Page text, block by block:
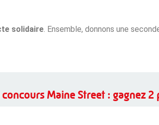
solidaire. Ensemble, donnons une